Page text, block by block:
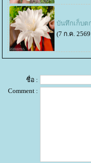
บันทึกเก็บต
(7 ก.ค.
ชื่อ :
Comment :